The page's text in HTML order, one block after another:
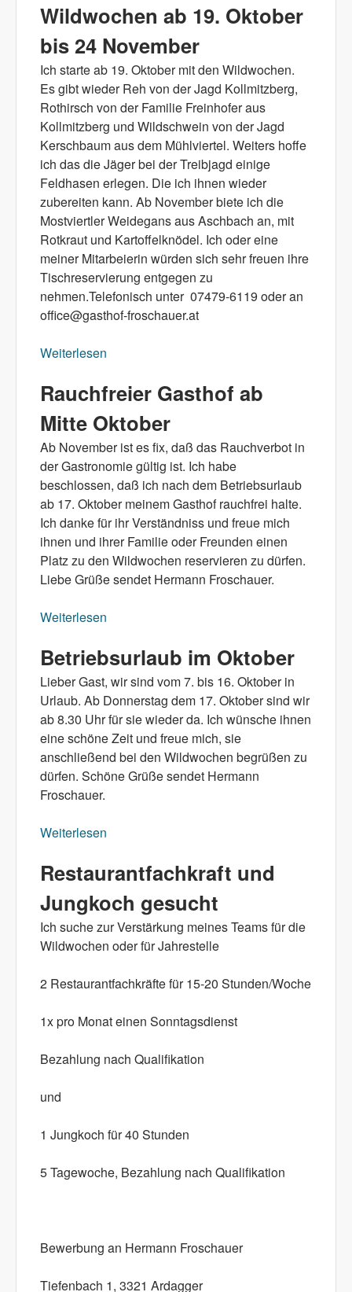
Wildwochen ab 19. Oktober
bis 24 November
Ich starte ab 19. Oktober mit den Wildwochen.
Es gibt wieder Reh von der Jagd Kollmitzberg,
Rothirsch von der Familie Freinhofer aus
Kollmitzberg und Wildschwein von der Jagd
Kerschbaum aus dem Mühlviertel. Weiters hoffe
ich das die Jäger bei der Treibjagd einige
Feldhasen erlegen. Die ich ihnen wieder
zubereiten kann. Ab November biete ich die
Mostviertler Weidegans aus Aschbach an, mit
Rotkraut und Kartoffelknödel. Ich oder eine
meiner Mitarbeierin würden sich sehr freuen ihre
Tischreservierung entgegen zu
nehmen.Telefonisch unter 07479-6119 oder an
office@gasthof-froschauer.at
Weiterlesen
Rauchfreier Gasthof ab
Mitte Oktober
Ab November ist es fix, daß das Rauchverbot in
der Gastronomie gültig ist. Ich habe
beschlossen, daß ich nach dem Betriebsurlaub
ab 17. Oktober meinem Gasthof rauchfrei halte.
Ich danke für ihr Verständniss und freue mich
ihnen und ihrer Familie oder Freunden einen
Platz zu den Wildwochen reservieren zu dürfen.
Liebe Grüße sendet Hermann Froschauer.
Weiterlesen
Betriebsurlaub im Oktober
Lieber Gast, wir sind vom 7. bis 16. Oktober in
Urlaub. Ab Donnerstag dem 17. Oktober sind wir
ab 8.30 Uhr für sie wieder da. Ich wünsche ihnen
eine schöne Zeit und freue mich, sie
anschließend bei den Wildwochen begrüßen zu
dürfen. Schöne Grüße sendet Hermann
Froschauer.
Weiterlesen
Restaurantfachkraft und
Jungkoch gesucht
Ich suche zur Verstärkung meines Teams für die
Wildwochen oder für Jahrestelle
2 Restaurantfachkräfte für 15-20 Stunden/Woche
1x pro Monat einen Sonntagsdienst
Bezahlung nach Qualifikation
und
1 Jungkoch für 40 Stunden
5 Tagewoche, Bezahlung nach Qualifikation
Bewerbung an Hermann Froschauer
Tiefenbach 1, 3321 Ardagger